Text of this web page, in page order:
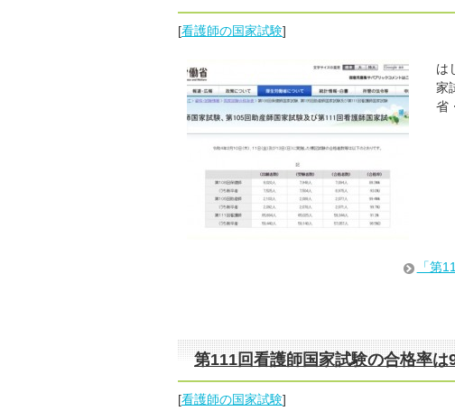
[看護師の国家試験]
は
家
省
「第
第111回看護師国家試験の合格率は
[看護師の国家試験]